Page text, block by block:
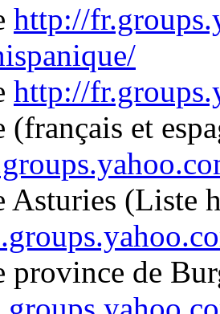
http://
http://
(français et
Asturies (Liste
province de